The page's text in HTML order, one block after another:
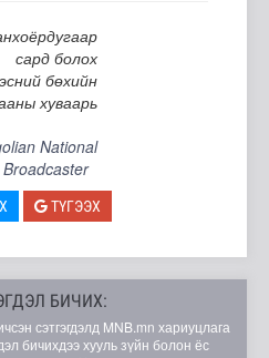
сард болох
бөхийн
хуваарь
National
Broadcaster
ТҮГЭЭХ
БИЧИХ:
сэтгэгдэлд MNB.mn хариуцлага
бичихдээ хууль зүйн болон ёс